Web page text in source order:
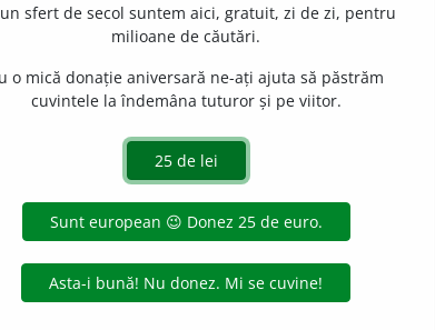
distinge, găsi, intui, înțelege, percepe, sesiza, ști.
© 2004-2026 dexonline (https://dexonline.ro)
de pe acest site, inclusiv prin orice metode de extragere automată
scris, cu excepția seturilor de date oferite oficial spre utilizare
sfert de secol suntem aici, gratuit, zi de zi, pentru
milioane de căutări.
o mică donație aniversară ne-ați ajuta să păstrăm
cuvintele la îndemâna tuturor și pe viitor.